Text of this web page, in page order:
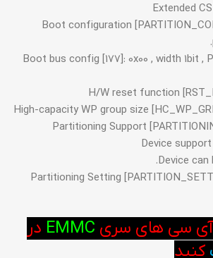
Extended
Boot configuration
Boot bus config [177]: 0x00 , width 1bit ,
H/W reset function
High-capacity WP group size
Partitioning Support
Device
Device can
Partitioning Setting
آی سی های سری EMMC در
کنید